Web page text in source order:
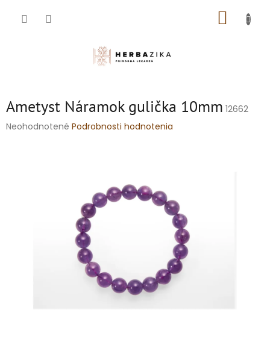
Ametyst Náramok gulička 10mm 12662
Priemerné
Neohodnotené Podrobnosti hodnotenia